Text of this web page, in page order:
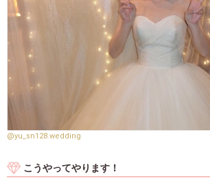
@yu_sn128.wedding
こうやってやります！